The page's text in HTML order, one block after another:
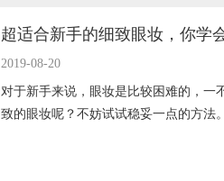
超适合新手的细致眼妆，你学
2019-08-20
对于新手来说，眼妆是比较困难的，一
致的眼妆呢？不妨试试稳妥一点的方法